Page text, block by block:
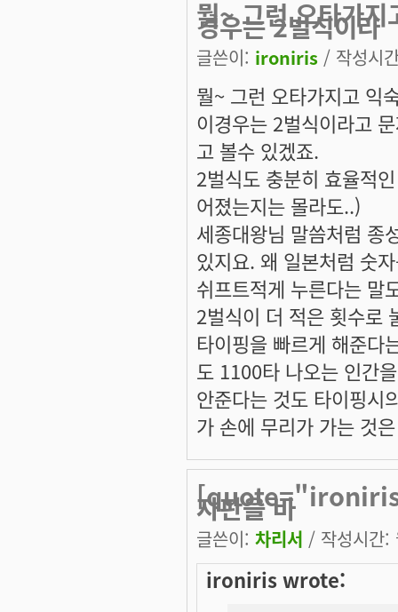
뭘~ 그런 오타가
경우는 2벌식이라
글쓴이: ironiris / 작성시
뭘~ 그런 오타가지고 익
이경우는 2벌식이라고
고 볼수 있겠죠.
2벌식도 충분히 효율적
어졌는지는 몰라도..)
세종대왕님 말씀처럼 종
있지요. 왜 일본처럼 숫
쉬프트적게 누른다는 말
2벌식이 더 적은 횟수로
타이핑을 빠르게 해준다
도 1100타 나오는 인간
안준다는 것도 타이핑시
가 손에 무리가 가는 것
자판을 바
글쓴이: 차리서 / 작성시간
ironiris wrote: